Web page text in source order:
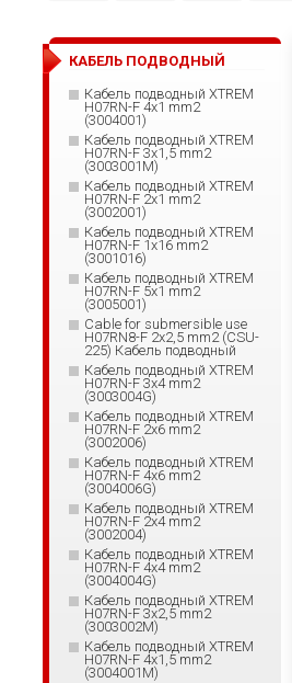
КАБЕЛЬ ПОДВОДНЫЙ
Кабель подводный XTREM
H07RN-F 4x1 mm2
(3004001)
Кабель подводный XTREM
H07RN-F 3x1,5 mm2
(3003001М)
Кабель подводный XTREM
H07RN-F 2x1 mm2
(3002001)
Кабель подводный XTREM
H07RN-F 1x16 mm2
(3001016)
Кабель подводный XTREM
H07RN-F 5x1 mm2
(3005001)
Cable for submersible use
H07RN8-F 2x2,5 mm2 (CSU-
225) Кабель подводный
Кабель подводный XTREM
H07RN-F 3x4 mm2
(3003004G)
Кабель подводный XTREM
H07RN-F 2x6 mm2
(3002006)
Кабель подводный XTREM
H07RN-F 4x6 mm2
(3004006G)
Кабель подводный XTREM
H07RN-F 2x4 mm2
(3002004)
Кабель подводный XTREM
H07RN-F 4x4 mm2
(3004004G)
Кабель подводный XTREM
H07RN-F 3x2,5 mm2
(3003002М)
Кабель подводный XTREM
H07RN-F 4x1,5 mm2
(3004001M)